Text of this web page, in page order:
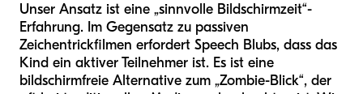
Unser Ansatz ist eine „sinnvolle Bildschirmzeit“-
Erfahrung. Im Gegensatz zu passiven
Zeichentrickfilmen erfordert Speech Blubs, dass das
Kind ein aktiver Teilnehmer ist. Es ist eine
bildschirmfreie Alternative zum „Zombie-Blick“, der